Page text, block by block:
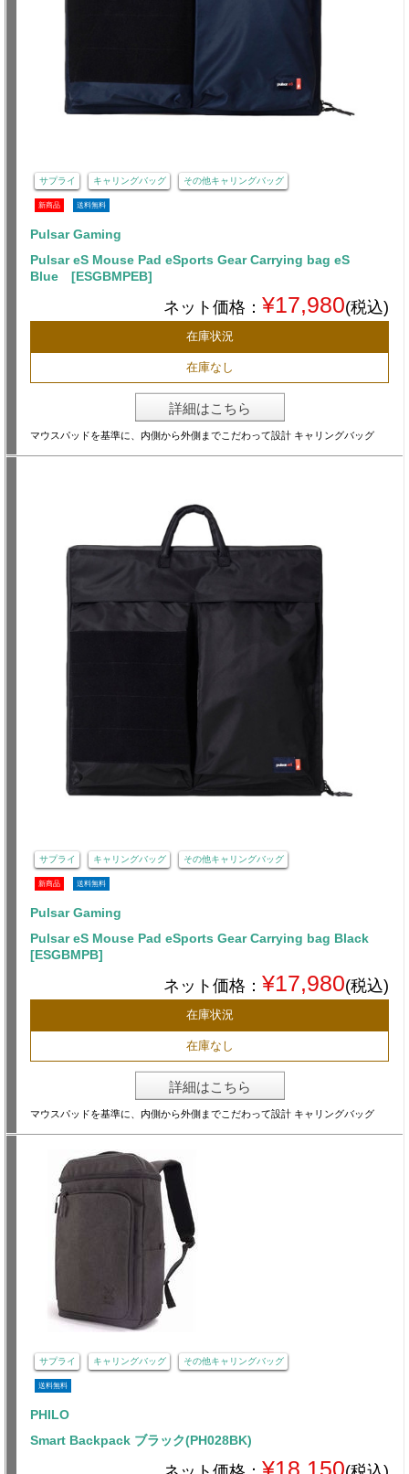
サプライ キャリングバッグ その他キャリングバッグ
新商品 送料無料
Pulsar Gaming
Pulsar eS Mouse Pad eSports Gear Carrying bag eS
Blue [ESGBMPEB]
ネット価格： ¥17,980(税込)
在庫状況
在庫なし
詳細はこちら
マウスパッドを基準に、内側から外側までこだわって設計 キャリングバッグ
サプライ キャリングバッグ その他キャリングバッグ
新商品 送料無料
Pulsar Gaming
Pulsar eS Mouse Pad eSports Gear Carrying bag Black
[ESGBMPB]
ネット価格： ¥17,980(税込)
在庫状況
在庫なし
詳細はこちら
マウスパッドを基準に、内側から外側までこだわって設計 キャリングバッグ
サプライ キャリングバッグ その他キャリングバッグ
送料無料
PHILO
Smart Backpack ブラック(PH028BK)
¥18,150